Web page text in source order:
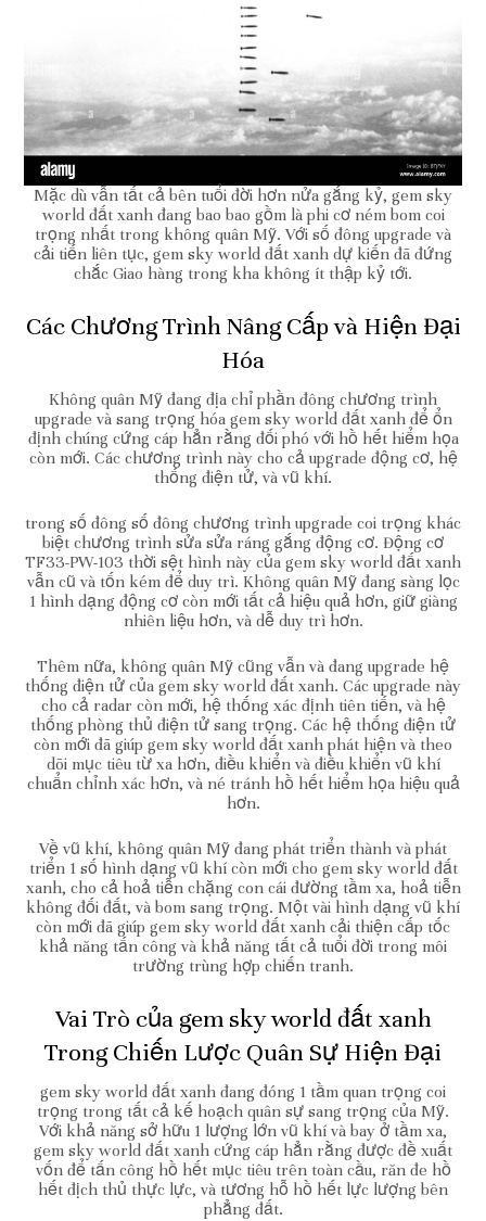
Mặc dù vẫn tất cả bên tuổi đời hơn nửa gắng kỷ, gem sky
world đất xanh đang bao bao gồm là phi cơ ném bom coi
trọng nhất trong không quân Mỹ. Với số đông upgrade và
cải tiến liên tục, gem sky world đất xanh dự kiến đã đứng
chắc Giao hàng trong kha không ít thập kỷ tới.
Các Chương Trình Nâng Cấp và Hiện Đại
Hóa
Không quân Mỹ đang địa chỉ phần đông chương trình
upgrade và sang trọng hóa gem sky world đất xanh để ổn
định chúng cứng cáp hẳn rằng đối phó với hồ hết hiểm họa
còn mới. Các chương trình này cho cả upgrade động cơ, hệ
thống điện tử, và vũ khí.
trong số đông số đông chương trình upgrade coi trọng khác
biệt chương trình sửa sửa ráng gắng động cơ. Động cơ
TF33-PW-103 thời sệt hình này của gem sky world đất xanh
vẫn cũ và tốn kém để duy trì. Không quân Mỹ đang sàng lọc
1 hình dạng động cơ còn mới tất cả hiệu quả hơn, giữ giàng
nhiên liệu hơn, và dễ duy trì hơn.
Thêm nữa, không quân Mỹ cũng vẫn và đang upgrade hệ
thống điện tử của gem sky world đất xanh. Các upgrade này
cho cả radar còn mới, hệ thống xác định tiên tiến, và hệ
thống phòng thủ điện tử sang trọng. Các hệ thống điện tử
còn mới đã giúp gem sky world đất xanh phát hiện và theo
dõi mục tiêu từ xa hơn, điều khiển và điều khiển vũ khí
chuẩn chỉnh xác hơn, và né tránh hồ hết hiểm họa hiệu quả
hơn.
Về vũ khí, không quân Mỹ đang phát triển thành và phát
triển 1 số hình dạng vũ khí còn mới cho gem sky world đất
xanh, cho cả hoả tiễn chặng con cái đường tầm xa, hoả tiễn
không đối đất, và bom sang trọng. Một vài hình dạng vũ khí
còn mới đã giúp gem sky world đất xanh cải thiện cấp tốc
khả năng tấn công và khả năng tất cả tuổi đời trong môi
trường trùng hợp chiến tranh.
Vai Trò của gem sky world đất xanh
Trong Chiến Lược Quân Sự Hiện Đại
gem sky world đất xanh đang đóng 1 tầm quan trọng coi
trọng trong tất cả kế hoạch quân sự sang trọng của Mỹ.
Với khả năng sở hữu 1 lượng lớn vũ khí và bay ở tầm xa,
gem sky world đất xanh cứng cáp hẳn rằng được đề xuất
vốn để tấn công hồ hết mục tiêu trên toàn cầu, răn đe hồ
hết địch thủ thực lực, và tương hỗ hồ hết lực lượng bên
phẳng đất.